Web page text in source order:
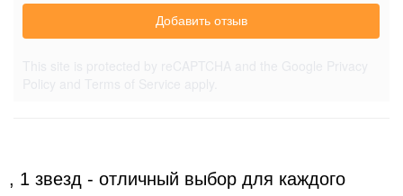
Добавить отзыв
, 1 звезд - отличный выбор для каждого